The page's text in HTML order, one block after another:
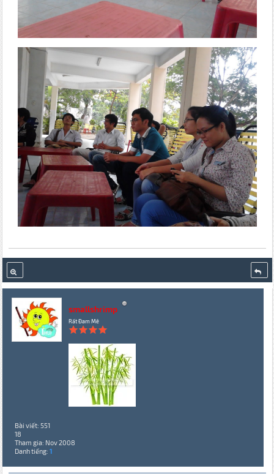
smallshrimp
Rất Đam Mê
Bài viết: 551
18
Tham gia: Nov 2008
Danh tiếng: 1